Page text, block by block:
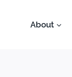
About